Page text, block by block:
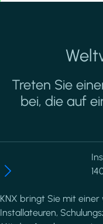
Treten Sie
bei, die auf
KNX bringt Sie mit
Installateuren,